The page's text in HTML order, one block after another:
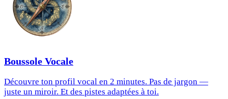
Boussole Vocale
Découvre ton profil vocal en 2 minutes. Pas de jargon —
juste un miroir. Et des pistes adaptées à toi.